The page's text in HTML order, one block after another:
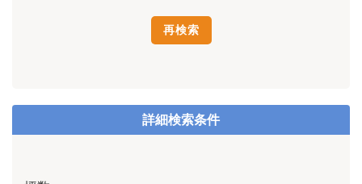
詳細検索条件